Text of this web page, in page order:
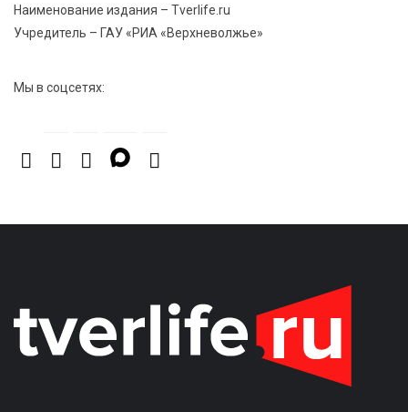
Наименование издания – Tverlife.ru
Учредитель – ГАУ «РИА «Верхневолжье»
Мы в соцсетях: